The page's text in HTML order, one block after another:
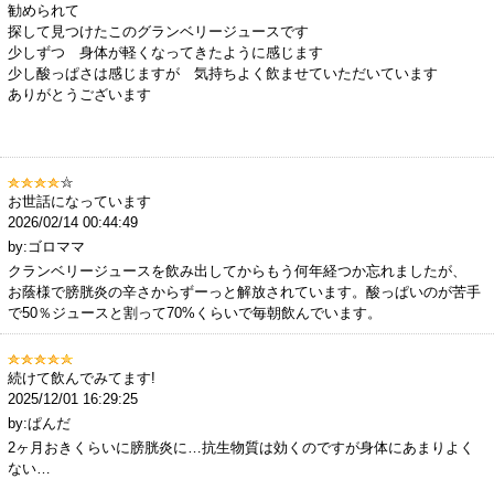
勧められて
探して見つけたこのグランベリージュースです
少しずつ 身体が軽くなってきたように感じます
少し酸っぱさは感じますが 気持ちよく飲ませていただいています
ありがとうございます
お世話になっています
2026/02/14 00:44:49
by:ゴロママ
クランベリージュースを飲み出してからもう何年経つか忘れましたが、
お蔭様で膀胱炎の辛さからずーっと解放されています。酸っぱいのが苦手
で50％ジュースと割って70%くらいで毎朝飲んでいます。
続けて飲んでみてます!
2025/12/01 16:29:25
by:ぱんだ
2ヶ月おきくらいに膀胱炎に…抗生物質は効くのですが身体にあまりよく
ない…